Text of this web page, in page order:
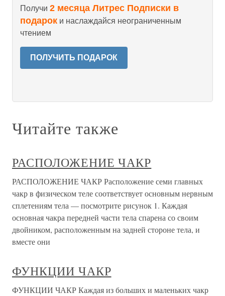
Получи 2 месяца Литрес Подписки в
подарок и наслаждайся неограниченным
чтением
ПОЛУЧИТЬ ПОДАРОК
Читайте также
РАСПОЛОЖЕНИЕ ЧАКР
РАСПОЛОЖЕНИЕ ЧАКР Расположение семи главных
чакр в физическом теле соответствует основным нервным
сплетениям тела — посмотрите рисунок 1. Каждая
основная чакра передней части тела спарена со своим
двойником, расположенным на задней стороне тела, и
вместе они
ФУНКЦИИ ЧАКР
ФУНКЦИИ ЧАКР Каждая из больших и маленьких чакр